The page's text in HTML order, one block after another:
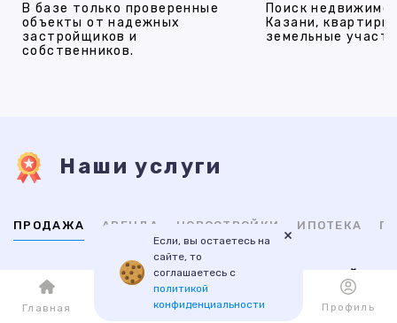
В базе только проверенные
объекты от надежных
застройщиков и
собственников.
Поиск
Казани,
земельные
Наши услуги
ПРОДАЖА АРЕНДА НОВОСТРОЙКИ ИПОТЕКА
ВТОРИЧНАЯ
1-комнатные
НОВОСТРОЙКИ
1-комнатные
Если, вы остаетесь на
сайте, то
соглашаетесь с
политикой
конфиденциальности
×
Главная Каталог Избранное Профиль